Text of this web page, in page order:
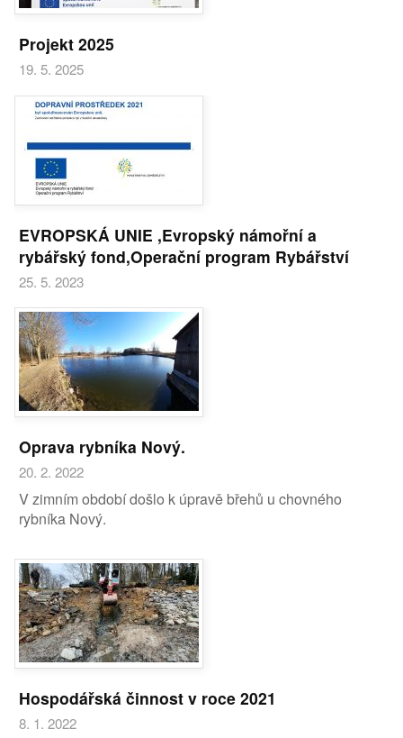
Projekt 2025
19. 5. 2025
EVROPSKÁ UNIE ,Evropský námořní a
rybářský fond,Operační program Rybářství
25. 5. 2023
Oprava rybníka Nový.
20. 2. 2022
V zimním období došlo k úpravě břehů u chovného
rybníka Nový.
Hospodářská činnost v roce 2021
8. 1. 2022